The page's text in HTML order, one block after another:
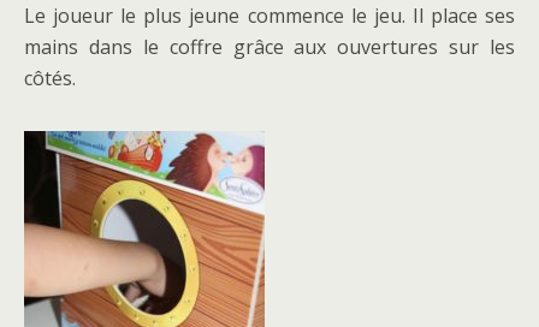
Le joueur le plus jeune commence le jeu. Il place ses
mains dans le coffre grâce aux ouvertures sur les
côtés.